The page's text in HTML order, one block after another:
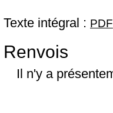
Texte intégral : PDF
Renvois
Il n'y a